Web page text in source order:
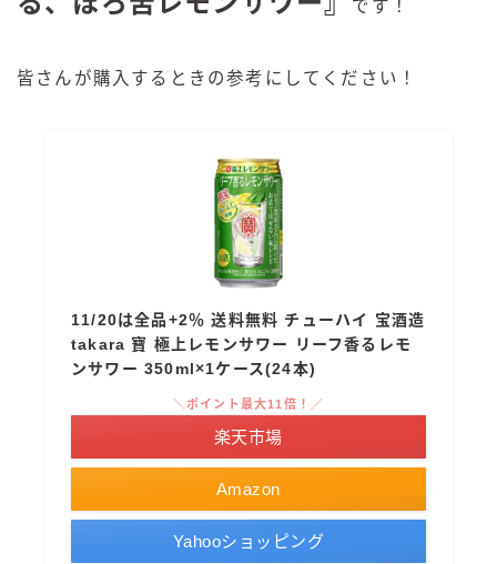
です！
皆さんが購入するときの参考にしてください！
11/20は全品+2％ 送料無料 チューハイ 宝酒造
takara 寶 極上レモンサワー リーフ香るレモ
ンサワー 350ml×1ケース(24本)
Amazon
＼ポイント最大11倍！／
楽天市場
Yahooショッピング